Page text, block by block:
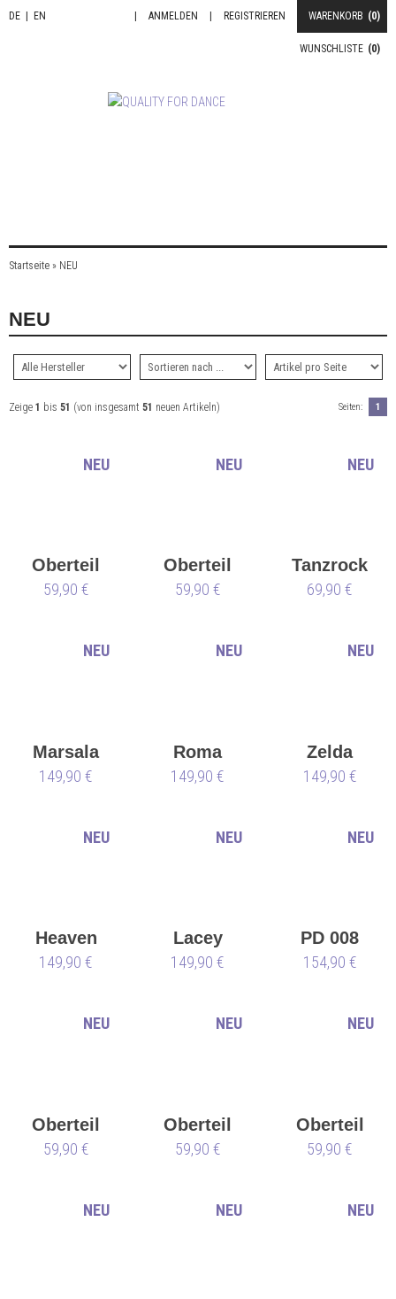
DE EN WARENKORB (0)
REGISTRIEREN
ANMELDEN
WUNSCHLISTE (0)
Startseite » NEU
NEU
Zeige 1 bis 51 (von insgesamt 51 neuen Artikeln) Seiten: 1
Oberteil
Hadid
59,90 €
NEU
Oberteil
Hadid
59,90 €
NEU
Tanzrock
Honora
69,90 €
NEU
Marsala
149,90 €
NEU
Roma
149,90 €
NEU
Zelda
149,90 €
NEU
Heaven
149,90 €
NEU
Lacey
149,90 €
NEU
PD 008
154,90 €
NEU
Oberteil
Fakhira
59,90 €
NEU
Oberteil
Fakhira
59,90 €
NEU
Oberteil
Fakhira
59,90 €
NEU
NEU NEU NEU